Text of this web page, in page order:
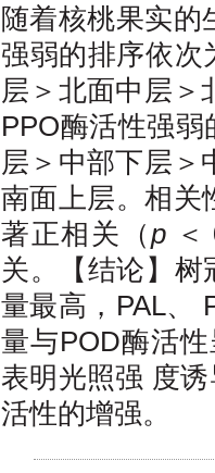
随着核桃果实的
强弱的排序依次
层＞北面中层＞
PPO酶活性强
层＞中部下层＞
南面上层。相关
著正相关（p
关。【结论】
量最高，PAL、
量与POD酶活
表明光照强 度
活性的增强。